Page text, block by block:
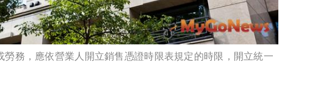
勞務，應依營業人開立銷售憑證時限表規定的時限，開立統一